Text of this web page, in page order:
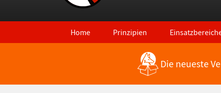
Home Prinzipien
Zurück zu den neuesten FeaturesDie neueste